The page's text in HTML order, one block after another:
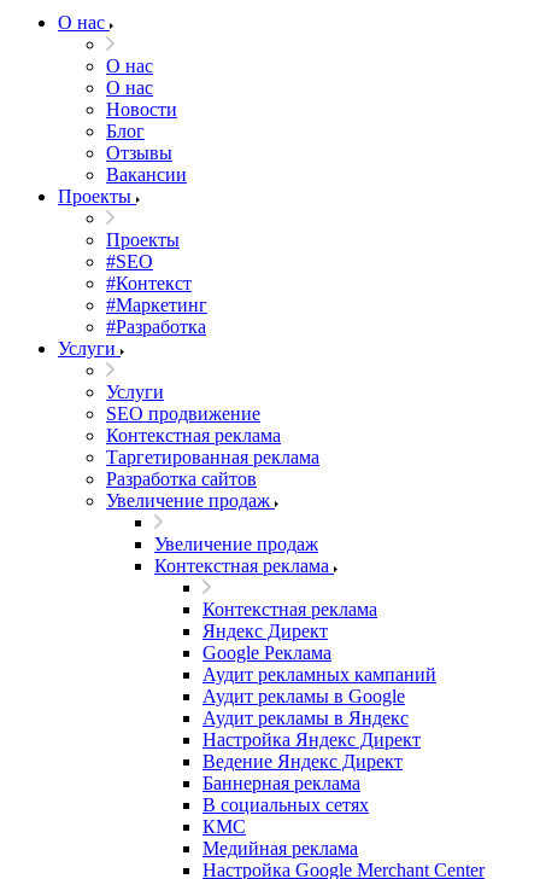
О нас
О нас
О нас
Новости
Блог
Отзывы
Вакансии
Проекты
Проекты
#SEO
#Контекст
#Маркетинг
#Разработка
Услуги
Услуги
SEO продвижение
Контекстная реклама
Таргетированная реклама
Разработка сайтов
Увеличение продаж
Увеличение продаж
Контекстная реклама
Контекстная реклама
Яндекс Директ
Google Реклама
Аудит рекламных кампаний
Аудит рекламы в Google
Аудит рекламы в Яндекс
Настройка Яндекс Директ
Ведение Яндекс Директ
Баннерная реклама
В социальных сетях
КМС
Медийная реклама
Настройка Google Merchant Center